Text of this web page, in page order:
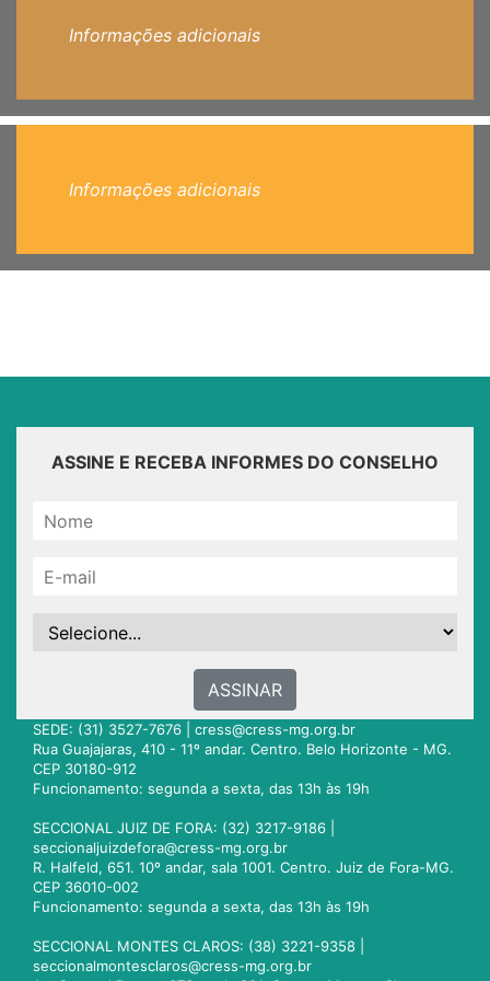
Informações adicionais
Informações adicionais
ASSINE E RECEBA INFORMES DO CONSELHO
ASSINAR
SEDE: (31) 3527-7676 | cress@cress-mg.org.br
Rua Guajajaras, 410 - 11º andar. Centro. Belo Horizonte - MG.
CEP 30180-912
Funcionamento: segunda a sexta, das 13h às 19h
SECCIONAL JUIZ DE FORA: (32) 3217-9186 |
seccionaljuizdefora@cress-mg.org.br
R. Halfeld, 651. 10º andar, sala 1001. Centro. Juiz de Fora-MG.
CEP 36010-002
Funcionamento: segunda a sexta, das 13h às 19h
SECCIONAL MONTES CLAROS: (38) 3221-9358 |
seccionalmontesclaros@cress-mg.org.br